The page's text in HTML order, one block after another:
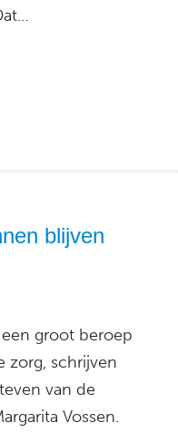
blijven
groot beroep
zorg, schrijven
van de
Vossen.